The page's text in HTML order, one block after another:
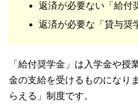
返済が必要ない「給付
返済が必要な「貸与奨
「給付奨学金」は入学金や授
金の支給を受けるものになり
らえる」制度です。